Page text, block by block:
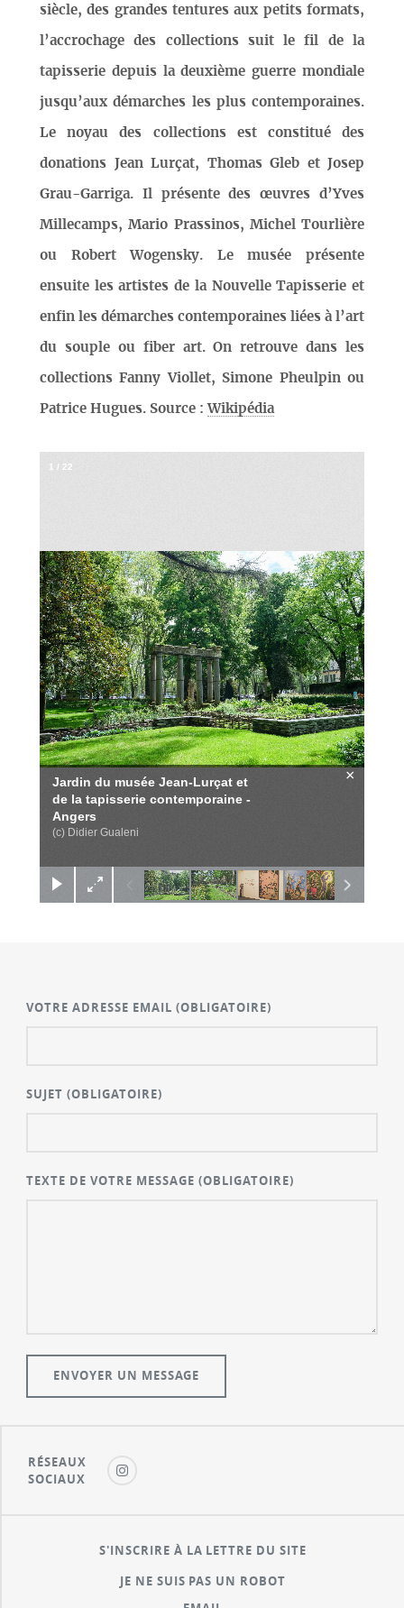
siècle, des grandes tentures aux petits formats,
l’accrochage des collections suit le fil de la
tapisserie depuis la deuxième guerre mondiale
jusqu’aux démarches les plus contemporaines.
Le noyau des collections est constitué des
donations Jean Lurçat, Thomas Gleb et Josep
Grau-Garriga. Il présente des œuvres d’Yves
Millecamps, Mario Prassinos, Michel Tourlière
ou Robert Wogensky. Le musée présente
ensuite les artistes de la Nouvelle Tapisserie et
enfin les démarches contemporaines liées à l’art
du souple ou fiber art. On retrouve dans les
collections Fanny Viollet, Simone Pheulpin ou
Patrice Hugues. Source : Wikipédia
Jardin du musée Jean-Lurçat et
de la tapisserie contemporaine -
Angers
(c) Didier Gualeni
×
1 / 22
VOTRE ADRESSE EMAIL(OBLIGATOIRE)
SUJET(OBLIGATOIRE)
TEXTE DE VOTRE MESSAGE(OBLIGATOIRE)
RÉSEAUX
SOCIAUX
S'INSCRIRE À LA LETTRE DU SITE
JE NE SUIS PAS UN ROBOT